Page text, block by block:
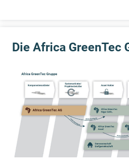
Die Africa GreenTec